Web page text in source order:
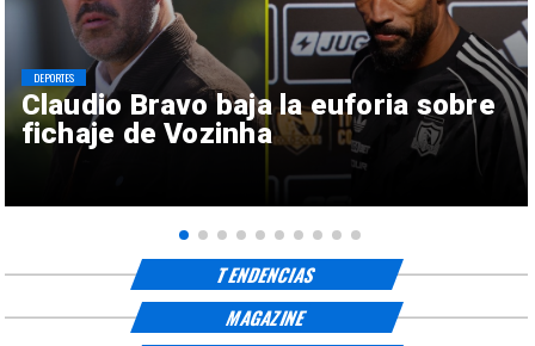
Claudio Bravo baja la euforia sobre
fichaje de Vozinha
DEPORTES
TENDENCIAS
MAGAZINE